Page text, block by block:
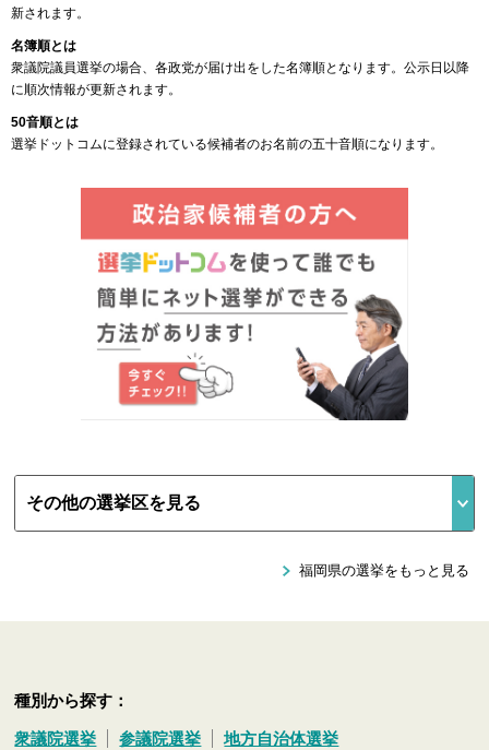
新されます。
名簿順とは
衆議院議員選挙の場合、各政党が届け出をした名簿順となります。公示日以降
に順次情報が更新されます。
50音順とは
選挙ドットコムに登録されている候補者のお名前の五十音順になります。
福岡県の選挙をもっと見る
種別から探す：
衆議院選挙 参議院選挙 地方自治体選挙